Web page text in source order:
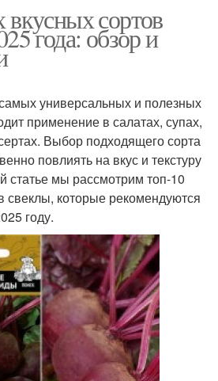
сортов
года: обзор и
универсальных и полезных
применение в салатах, супах,
Выбор подходящего сорта
повлиять на вкус и текстуру
статье мы рассмотрим топ-10
свеклы, которые рекомендуются
году.